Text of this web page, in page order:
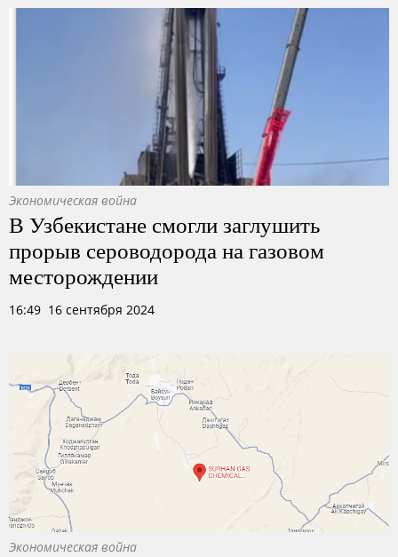
Экономическая война
В Узбекистане смогли заглушить
прорыв сероводорода на газовом
месторождении
16:49 16 сентября 2024
Экономическая война